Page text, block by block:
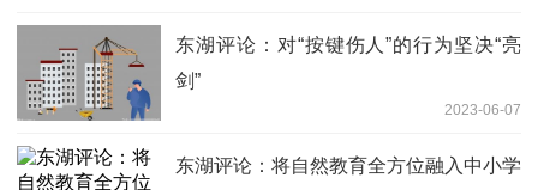
东湖评论：对“按键伤人”的行为坚决“亮
剑”
2023-06-07
东湖评论：将自然教育全方位融入中小学